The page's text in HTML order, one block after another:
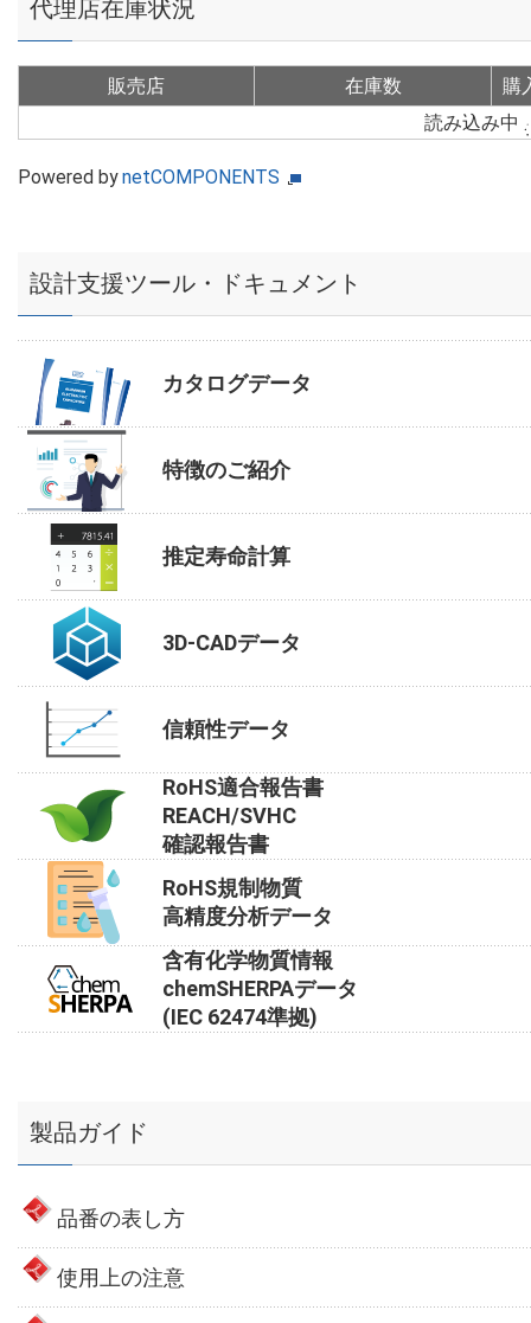
代理店在庫状況
販売店 在庫数
購
読み込み中
Powered bynetCOMPONENTS
設計支援ツール・ドキュメント
カタログデータ
特徴のご紹介
推定寿命計算
3D-CADデータ
信頼性データ
RoHS適合報告書
REACH/SVHC
確認報告書
RoHS規制物質
高精度分析データ
含有化学物質情報
chemSHERPAデータ
(IEC 62474準拠)
製品ガイド
品番の表し方
使用上の注意